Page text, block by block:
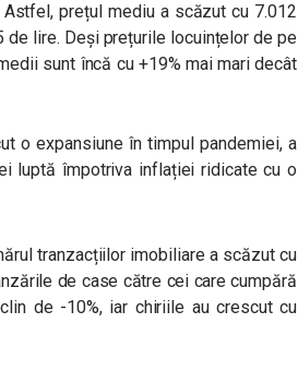
prețul mediu a scăzut cu 7.012
de lire. Deși prețurile locuințelor de pe
sunt încă cu +19% mai mari decât
o expansiune în timpul pandemiei, a
luptă împotriva inflației ridicate cu o
tranzacțiilor imobiliare a scăzut cu
de case către cei care cumpără
de -10%, iar chiriile au crescut cu